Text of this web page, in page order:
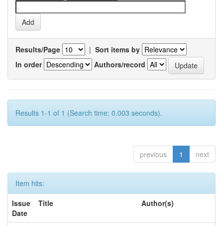
Results/Page | Sort items by
In order
Authors/record
Results 1-1 of 1 (Search time: 0.003 seconds).
previous 1 next
Item hits:
Issue
Date
Title Author(s)